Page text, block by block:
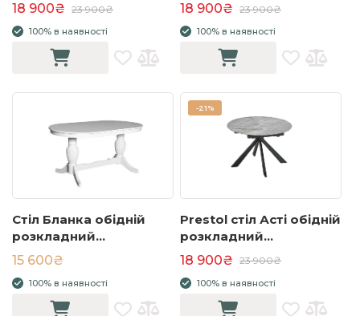
білий глянець білі ноги
18 900₴ 23 900₴
100% в наявності
білий глянець
18 900₴ 23 900₴
100% в наявності
Стіл Бланка обідній
розкладний
1600/2000x900x750
білий
15 600₴
100% в наявності
-21%
Prestol стіл Асті обідній
розкладний
1100/1400х1100х750
сірий глянець
18 900₴ 23 900₴
100% в наявності